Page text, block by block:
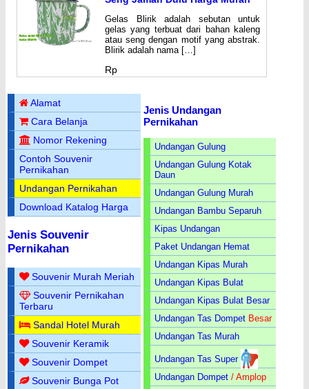
Gelas Blirik adalah sebutan untuk
gelas yang terbuat dari bahan kaleng
atau seng dengan motif yang abstrak.
Blirik adalah nama […]
Rp
Alamat
Cara Belanja
Nomor Rekening
Contoh Souvenir
Pernikahan
Undangan Pernikahan
Download Katalog Harga
Jenis Souvenir
Pernikahan
Souvenir Murah Meriah
Souvenir Pernikahan
Terbaru
Sandal Hotel Murah
Souvenir Keramik
Souvenir Dompet
Souvenir Bunga Pot
Jenis Undangan
Pernikahan
Undangan Gulung
Undangan Gulung Kotak
Daun
Undangan Gulung Murah
Undangan Bambu Separuh
Kipas Undangan
Paket Undangan Hemat
Undangan Kipas Murah
Undangan Kipas Bulat
Undangan Kipas Bulat Besar
Undangan Tas Dompet Besar
Undangan Tas Murah
Undangan Tas Super
Undangan Dompet / Amplop